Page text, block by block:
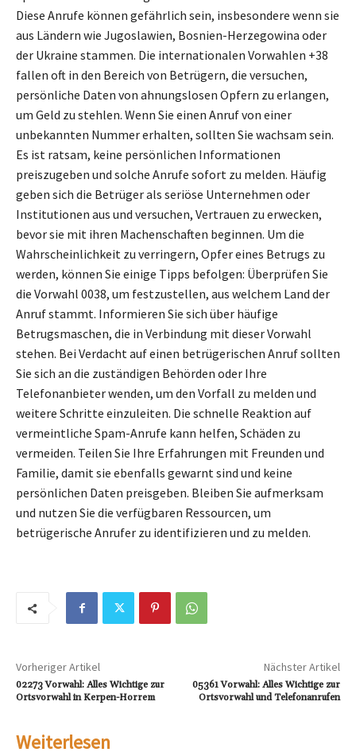
Diese Anrufe können gefährlich sein, insbesondere wenn sie
aus Ländern wie Jugoslawien, Bosnien-Herzegowina oder
der Ukraine stammen. Die internationalen Vorwahlen +38
fallen oft in den Bereich von Betrügern, die versuchen,
persönliche Daten von ahnungslosen Opfern zu erlangen,
um Geld zu stehlen. Wenn Sie einen Anruf von einer
unbekannten Nummer erhalten, sollten Sie wachsam sein.
Es ist ratsam, keine persönlichen Informationen
preiszugeben und solche Anrufe sofort zu melden. Häufig
geben sich die Betrüger als seriöse Unternehmen oder
Institutionen aus und versuchen, Vertrauen zu erwecken,
bevor sie mit ihren Machenschaften beginnen. Um die
Wahrscheinlichkeit zu verringern, Opfer eines Betrugs zu
werden, können Sie einige Tipps befolgen: Überprüfen Sie
die Vorwahl 0038, um festzustellen, aus welchem Land der
Anruf stammt. Informieren Sie sich über häufige
Betrugsmaschen, die in Verbindung mit dieser Vorwahl
stehen. Bei Verdacht auf einen betrügerischen Anruf sollten
Sie sich an die zuständigen Behörden oder Ihre
Telefonanbieter wenden, um den Vorfall zu melden und
weitere Schritte einzuleiten. Die schnelle Reaktion auf
vermeintliche Spam-Anrufe kann helfen, Schäden zu
vermeiden. Teilen Sie Ihre Erfahrungen mit Freunden und
Familie, damit sie ebenfalls gewarnt sind und keine
persönlichen Daten preisgeben. Bleiben Sie aufmerksam
und nutzen Sie die verfügbaren Ressourcen, um
betrügerische Anrufer zu identifizieren und zu melden.
Vorheriger Artikel
02273 Vorwahl: Alles Wichtige zur
Ortsvorwahl in Kerpen-Horrem
Nächster Artikel
05361 Vorwahl: Alles Wichtige zur
Ortsvorwahl und Telefonanrufen
Weiterlesen